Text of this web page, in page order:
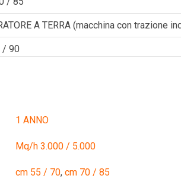
A TERRA (macchina con trazione
/ 90
1 ANNO
Mq/h 3.000 / 5.000
cm 55 / 70, cm 70 / 85